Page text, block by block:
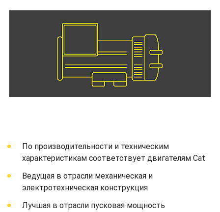
По производительности и техническим
характеристикам соответствует двигателям Cat
Ведущая в отрасли механическая и
электротехническая конструкция
Лучшая в отрасли пусковая мощность